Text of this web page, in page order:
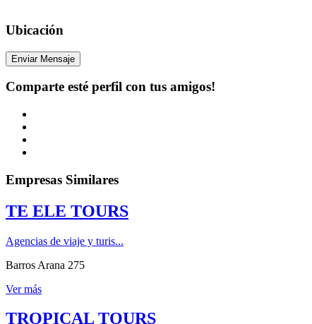
Ubicación
Enviar Mensaje
Comparte esté perfil con tus amigos!
Empresas Similares
TE ELE TOURS
Agencias de viaje y turis...
Barros Arana 275
Ver más
TROPICAL TOURS